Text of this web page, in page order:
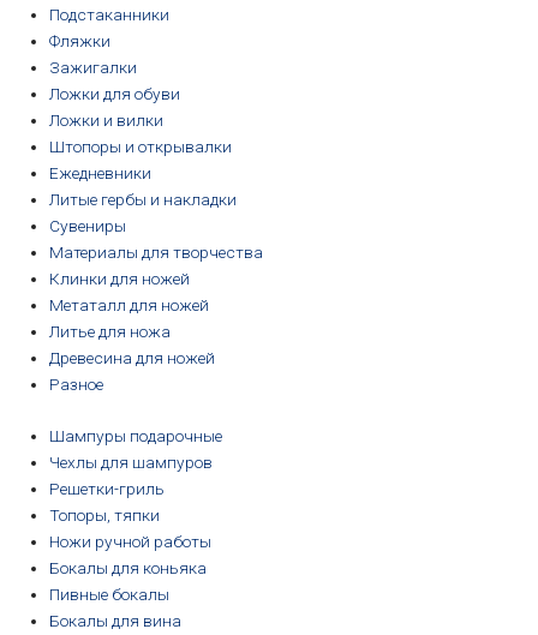
Подстаканники
Фляжки
Зажигалки
Ложки для обуви
Ложки и вилки
Штопоры и открывалки
Ежедневники
Литые гербы и накладки
Сувениры
Материалы для творчества
Клинки для ножей
Метаталл для ножей
Литье для ножа
Древесина для ножей
Разное
Шампуры подарочные
Чехлы для шампуров
Решетки-гриль
Топоры, тяпки
Ножи ручной работы
Бокалы для коньяка
Пивные бокалы
Бокалы для вина